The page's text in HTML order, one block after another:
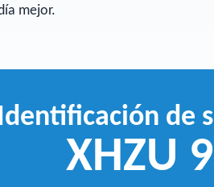
mejor.
de
XHZU